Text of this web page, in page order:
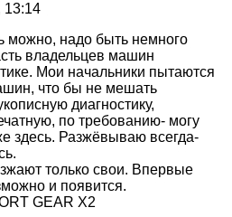
13:14
можно, надо быть немного
владельцев машин
Мои начальники пытаются
что бы не мешать
диагностику,
по требованию- могу
здесь. Разжёвываю всегда-
только свои. Впервые
и появится.
GEAR X2